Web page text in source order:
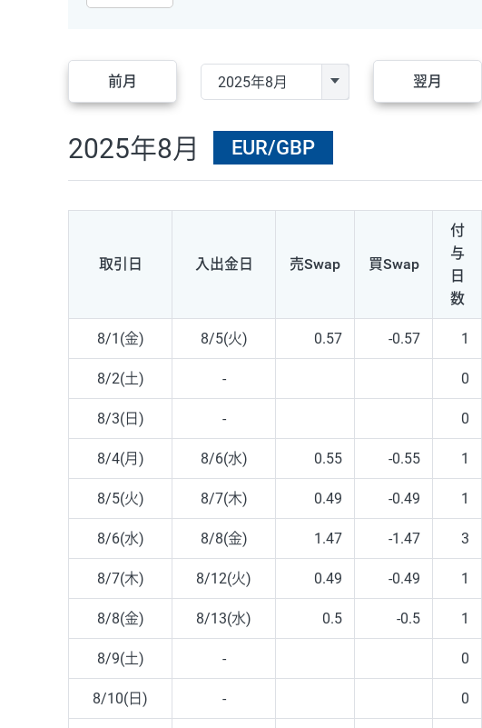
前月 翌月
2025年8月 EUR/GBP
取引日 入出金日 売Swap 買Swap
付
与
日
数
8/1(金) 8/5(火) 0.57 -0.57 1
8/2(土) - 0
8/3(日) - 0
8/4(月) 8/6(水) 0.55 -0.55 1
8/5(火) 8/7(木) 0.49 -0.49 1
8/6(水) 8/8(金) 1.47 -1.47 3
8/7(木) 8/12(火) 0.49 -0.49 1
8/8(金) 8/13(水) 0.5 -0.5 1
8/9(土) - 0
8/10(日) - 0